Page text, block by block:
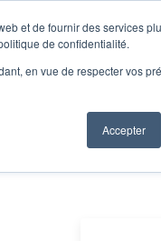
et de fournir des services
de confidentialité.
en vue de respecter vos
Accepter
Se connecter